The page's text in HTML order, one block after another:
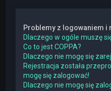
Problemy z logowaniem i
Dlaczego w ogóle muszę
Co to jest COPPA?
Dlaczego nie mogę się
Rejestracja została
mogę się zalogować!
Dlaczego nie mogę się